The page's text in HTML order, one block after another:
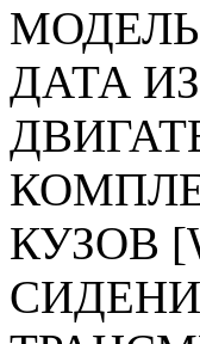
МОДЕЛЬ
ДАТА
КУЗОВ